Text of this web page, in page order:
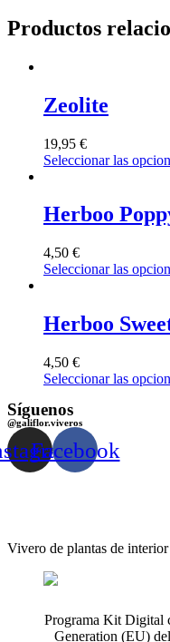
Productos
Zeolite
19,95 €
Seleccionar las
Herboo
4,50 €
Seleccionar las
Herboo
4,50 €
Seleccionar las
Síguenos
@galiflor.viveros
Facebook
Vivero de plantas de
Programa Kit Digital
Generation (EU)